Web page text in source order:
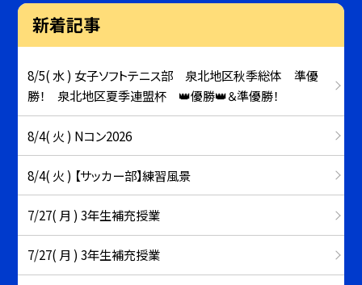
新着記事
8/5( 水 ) 女子ソフトテニス部 泉北地区秋季総体 準優
勝！ 泉北地区夏季連盟杯 👑優勝👑＆準優勝！
8/4( 火 ) Nコン2026
8/4( 火 ) 【サッカー部】練習風景
7/27( 月 ) 3年生補充授業
7/27( 月 ) 3年生補充授業